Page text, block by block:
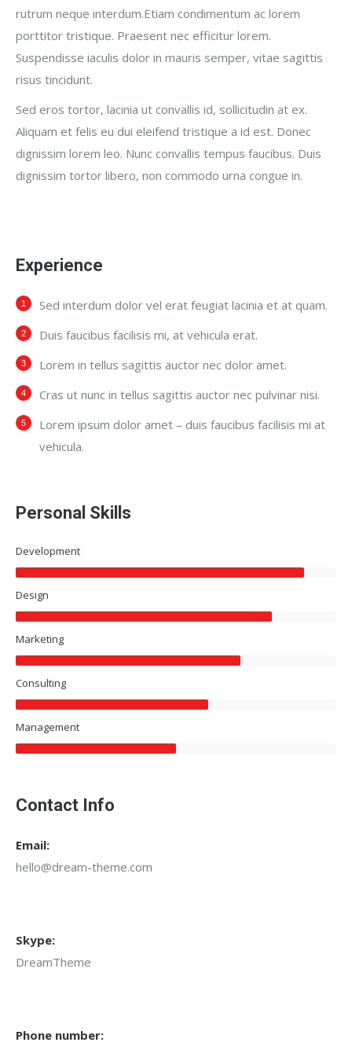
rutrum neque interdum.Etiam condimentum ac lorem
porttitor tristique. Praesent nec efficitur lorem.
Suspendisse iaculis dolor in mauris semper, vitae sagittis
risus tincidunt.
Sed eros tortor, lacinia ut convallis id, sollicitudin at ex.
Aliquam et felis eu dui eleifend tristique a id est. Donec
dignissim lorem leo. Nunc convallis tempus faucibus. Duis
dignissim tortor libero, non commodo urna congue in.
Experience
Sed interdum dolor vel erat feugiat lacinia et at quam.
Duis faucibus facilisis mi, at vehicula erat.
Lorem in tellus sagittis auctor nec dolor amet.
Cras ut nunc in tellus sagittis auctor nec pulvinar nisi.
Lorem ipsum dolor amet – duis faucibus facilisis mi at
vehicula.
Personal Skills
Development
Design
Marketing
Consulting
Management
Contact Info
Email:
hello@dream-theme.com
Skype:
DreamTheme
Phone number: